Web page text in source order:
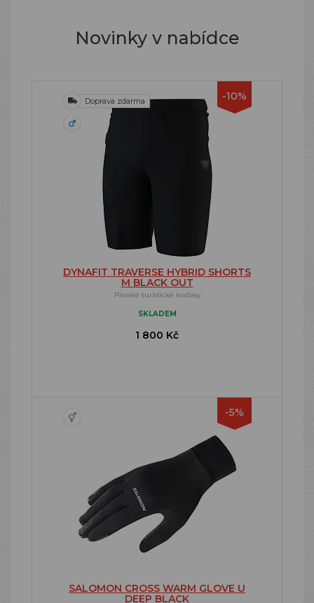
Novinky v nabídce
-10%
Doprava zdarma
DYNAFIT TRAVERSE HYBRID SHORTS
M BLACK OUT
Pánské turistické kraťasy
SKLADEM
1 800 Kč
-5%
SALOMON CROSS WARM GLOVE U
DEEP BLACK